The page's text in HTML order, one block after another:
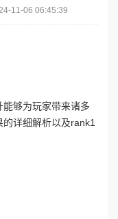
11-06 06:45:39
够为玩家带来诸多
详细解析以及rank1